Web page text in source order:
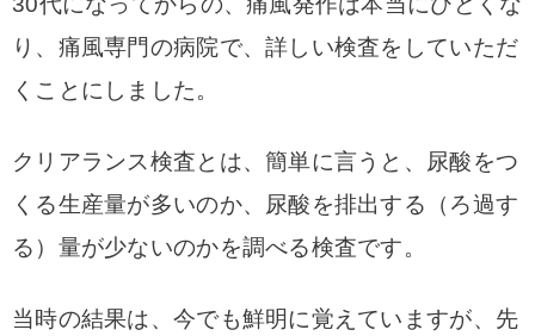
り、痛風専門の病院で、詳しい検査をしていただ
くことにしました。
クリアランス検査とは、簡単に言うと、尿酸をつ
くる生産量が多いのか、尿酸を排出する（ろ過す
る）量が少ないのかを調べる検査です。
当時の結果は、今でも鮮明に覚えていますが、先